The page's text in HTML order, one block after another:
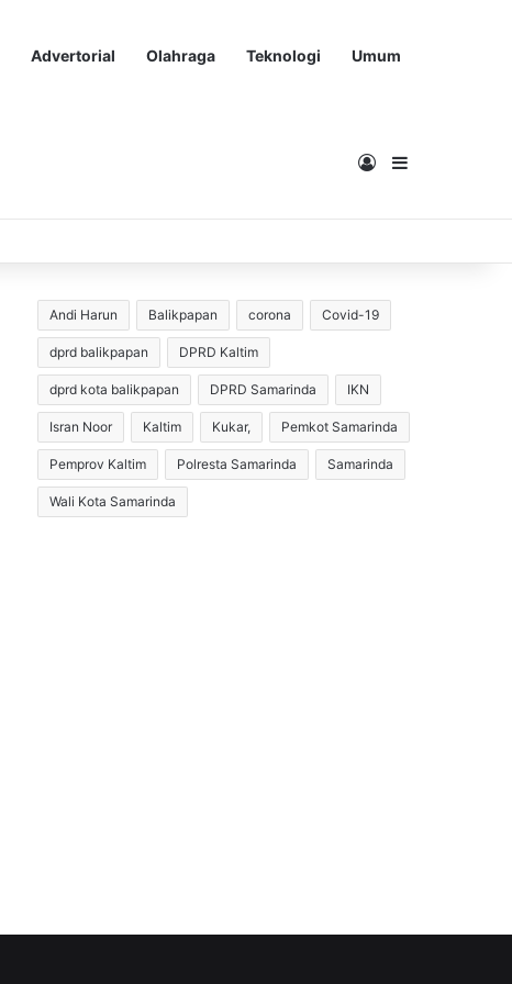
Advertorial Olahraga Teknologi Umum
Masuk
Andi Harun Balikpapan corona Covid-19
dprd balikpapan DPRD Kaltim
dprd kota balikpapan DPRD Samarinda IKN
Isran Noor Kaltim Kukar, Pemkot Samarinda
Pemprov Kaltim Polresta Samarinda Samarinda
Wali Kota Samarinda